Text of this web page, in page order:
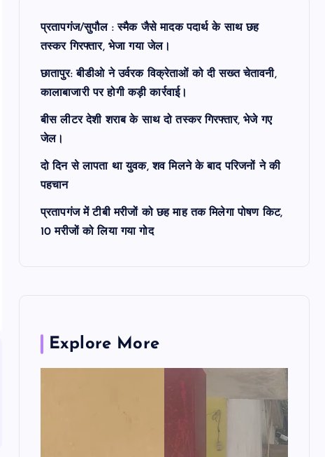
प्रतापगंज/सुपौल : स्मैक जैसे मादक पदार्थ के साथ छह
तस्कर गिरफ्तार, भेजा गया जेल।
छातापुर: बीडीओ ने उर्वरक विक्रेताओं को दी सख्त चेतावनी,
कालाबाजारी पर होगी कड़ी कार्रवाई।
बीस लीटर देशी शराब के साथ दो तस्कर गिरफ्तार, भेजे गए
जेल।
दो दिन से लापता था युवक, शव मिलने के बाद परिजनों ने की
पहचान
प्रतापगंज में टीबी मरीजों को छह माह तक मिलेगा पोषण किट,
10 मरीजों को लिया गया गोद
Explore More